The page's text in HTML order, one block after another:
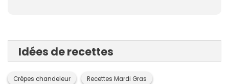
Idées de recettes
Crêpes chandeleur Recettes Mardi Gras